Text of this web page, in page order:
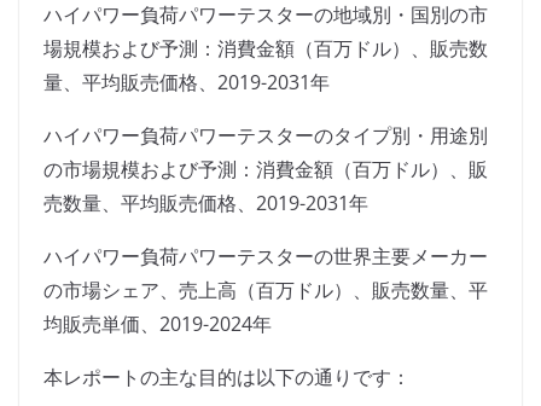
ハイパワー負荷パワーテスターの地域別・国別の市
場規模および予測：消費金額（百万ドル）、販売数
量、平均販売価格、2019-2031年
ハイパワー負荷パワーテスターのタイプ別・用途別
の市場規模および予測：消費金額（百万ドル）、販
売数量、平均販売価格、2019-2031年
ハイパワー負荷パワーテスターの世界主要メーカー
の市場シェア、売上高（百万ドル）、販売数量、平
均販売単価、2019-2024年
本レポートの主な目的は以下の通りです：